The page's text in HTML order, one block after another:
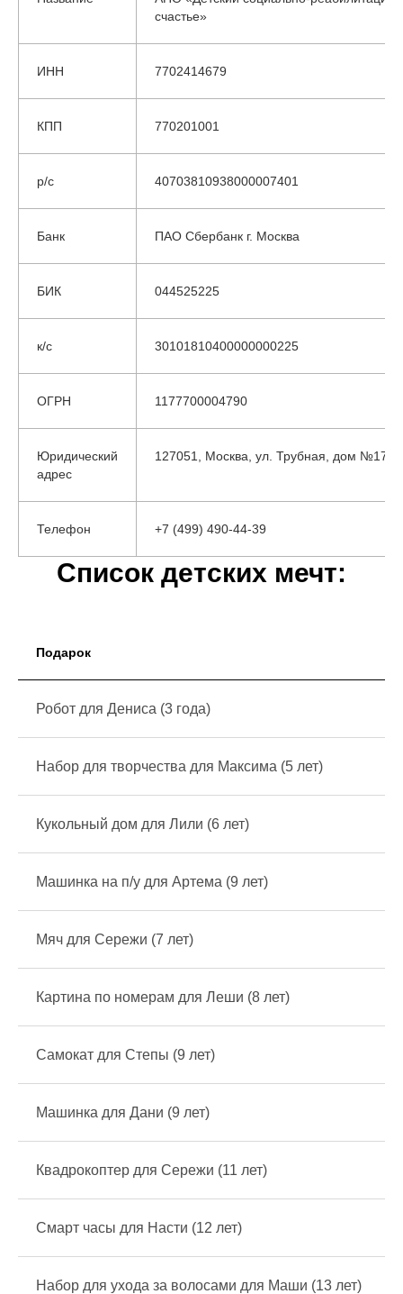
счастье»
ИНН 7702414679
КПП 770201001
р/с 40703810938000007401
Банк ПАО Сбербанк г. Москва
БИК 044525225
к/с 30101810400000000225
ОГРН 1177700004790
Юридический
адрес
127051, Москва, ул. Трубная, дом №17,
Телефон +7 (499) 490-44-39
Список детских мечт:
Подарок
Робот для Дениса (3 года)
Набор для творчества для Максима (5 лет)
Кукольный дом для Лили (6 лет)
Машинка на п/у для Артема (9 лет)
Мяч для Сережи (7 лет)
Картина по номерам для Леши (8 лет)
Самокат для Степы (9 лет)
Машинка для Дани (9 лет)
Квадрокоптер для Сережи (11 лет)
Смарт часы для Насти (12 лет)
Набор для ухода за волосами для Маши (13 лет)